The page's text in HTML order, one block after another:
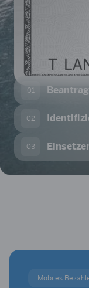
01
02
03
Mobiles